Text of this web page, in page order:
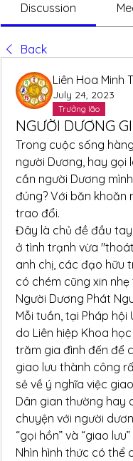
Discussion
Back
Liên Hoa Minh
July 24, 2023
Trưởng lão
NGƯỜI DƯƠNG
Trong cuộc sống
người Dương, hay gọi
cần người Dương
đúng? Với băn khoăn
trao đổi.
Đây là chủ đề đầu
ở tình trạnh vừa
anh chị, các đạo hữu
có chém cũng xin nhẹ
Người Dương Phát
Mỗi tuần, tại Pháp hội
do Liên hiệp Khoa
trăm gia đình đến để
giao lưu thành công
sẻ về ý nghĩa việc
Dân gian thường hay
chuyện với người
“gọi hồn” và “giao
Nhìn hình thức có thể